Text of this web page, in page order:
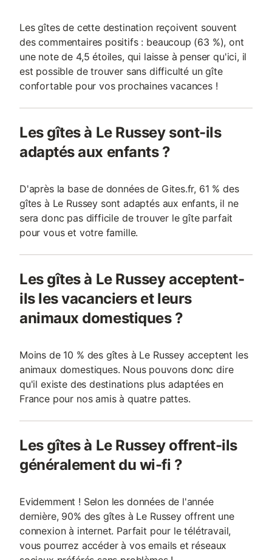
Les gîtes de cette destination reçoivent souvent
des commentaires positifs : beaucoup (63 %), ont
une note de 4,5 étoiles, qui laisse à penser qu'ici, il
est possible de trouver sans difficulté un gîte
confortable pour vos prochaines vacances !
Les gîtes à Le Russey sont-ils
adaptés aux enfants ?
D'après la base de données de Gites.fr, 61 % des
gîtes à Le Russey sont adaptés aux enfants, il ne
sera donc pas difficile de trouver le gîte parfait
pour vous et votre famille.
Les gîtes à Le Russey acceptent-
ils les vacanciers et leurs
animaux domestiques ?
Moins de 10 % des gîtes à Le Russey acceptent les
animaux domestiques. Nous pouvons donc dire
qu'il existe des destinations plus adaptées en
France pour nos amis à quatre pattes.
Les gîtes à Le Russey offrent-ils
généralement du wi-fi ?
Evidemment ! Selon les données de l'année
dernière, 90% des gîtes à Le Russey offrent une
connexion à internet. Parfait pour le télétravail,
vous pourrez accéder à vos emails et réseaux